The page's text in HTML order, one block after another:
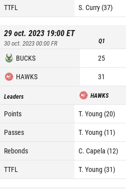
TTFL
S. Curry (37)
29 oct. 2023 19:00ET
30 oct. 2023 00:00FR Q1
BUCKS 25
HAWKS
31
Leaders HAWKS
Points T. Young (20)
Passes
T. Young (11)
Rebonds
C. Capela (12)
TTFL
T. Young (31)